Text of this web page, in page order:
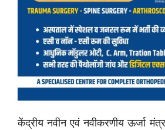
केंद्रीय नवीन एवं नवीकरणीय ऊर्जा